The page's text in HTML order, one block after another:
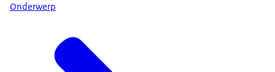
Onderwerp